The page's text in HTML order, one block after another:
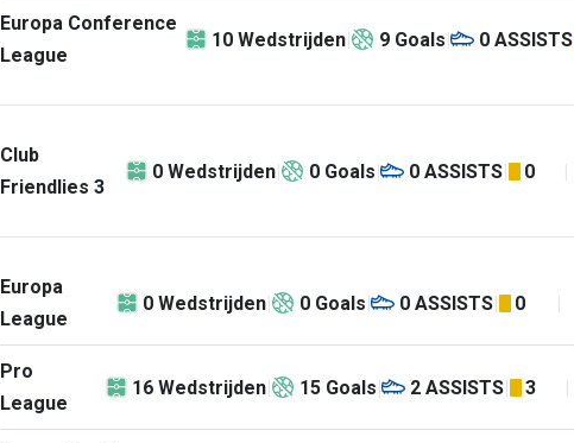
Europa Conference
League
10 Wedstrijden 9 Goals 0 ASSISTS
Club
Friendlies 3
0 Wedstrijden 0 Goals 0 ASSISTS 0
Europa
League
0 Wedstrijden 0 Goals 0 ASSISTS 0
Pro
League
16 Wedstrijden 15 Goals 2 ASSISTS 3